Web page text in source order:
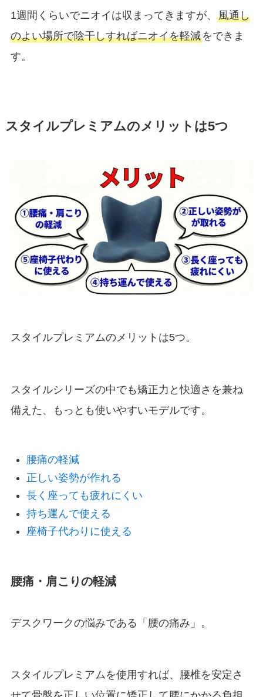
1週間くらいでニオイは収まってきますが、 風通し
のよい場所で陰干しすればニオイを軽減をできま
す。
スタイルプレミアムのメリットは5つ
スタイルプレミアムのメリットは5つ。
スタイルシリーズの中でも矯正力と快適さを兼ね
備えた、もっとも使いやすいモデルです。
腰痛の軽減
正しい姿勢が作れる
長く座っても疲れにくい
持ち運んで使える
座椅子代わりに使える
腰痛・肩こりの軽減
デスクワークの悩みである「腰の痛み」。
スタイルプレミアムを使用すれば、腰椎を安定さ